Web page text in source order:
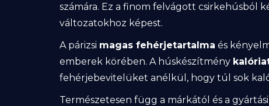
számára. Ez a finom felvágott csirkehúsból
változatokhoz képest.
A párizsi magas fehérjetartalma és
emberek körében. A húskészítmény
fehérjebevitelüket anélkül, hogy túl sok
Természetesen függ a márkától és a